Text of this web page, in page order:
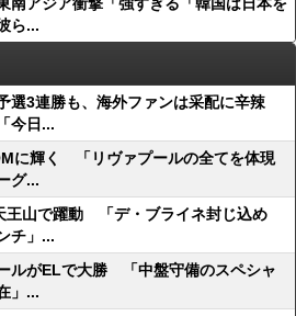
ら...
選3連勝も、海外ファンは采配に辛辣
今日...
に輝く 「リヴァプールの全てを体現
グ...
王山で躍動 「デ・ブライネ封じ込め
チ」...
ルがELで大勝 「中盤守備のスペシャ
」...